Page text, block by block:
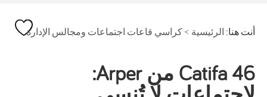
أنت هنا: الرئيسية > كراسي قاعات اجتماعات ومجالس الإدارة
Catifa 46 من Arper: